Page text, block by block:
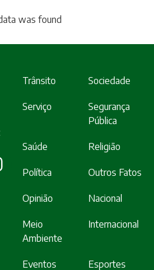
was found
Trânsito Sociedade
Serviço
Segurança
Pública
Saúde Religião
Política Outros Fatos
Opinião Nacional
Meio
Ambiente
Internacional
Eventos Esportes